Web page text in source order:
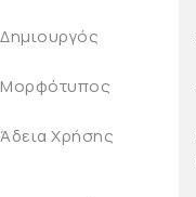
Δημιουργός
Μορφότυπος
Άδεια Χρήσης